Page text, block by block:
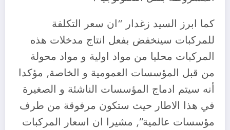
كما ابرز السيد زغدار “ان سعر التكلفة
للمركبات سينخفض بفعل انتاج مدخلات هذه
المركبات محليا من مواد اولية و مواد محولة
من قبل المؤسسات العمومية و الخاصة, مؤكدا
أنه سيتم ادماج المؤسسات الناشئة و الصغيرة
في هذا الاطار حيث ستكون مرفوقة من طرف
مؤسسات عالمية”, مشيرا ان اسعار المركبات